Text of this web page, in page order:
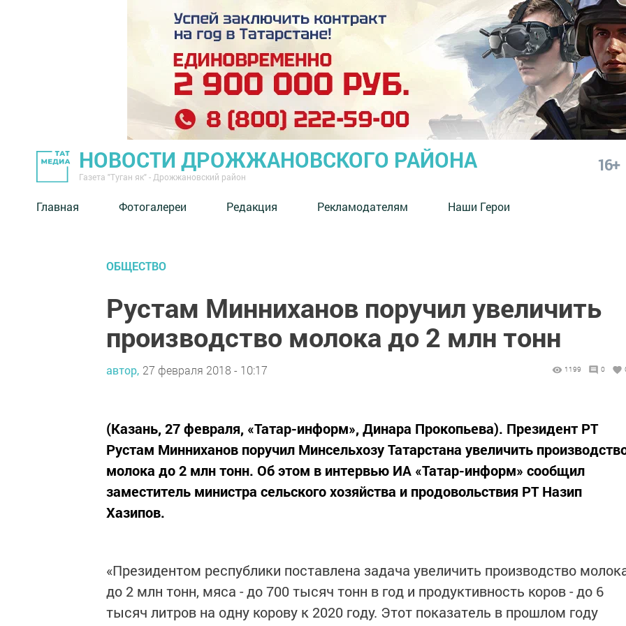
НОВОСТИ ДРОЖЖАНОВСКОГО РАЙОНА
Газета "Туган як" - Дрожжановский район
16+
Главная Фотогалереи Редакция Рекламодателям Наши Герои
ОБЩЕСТВО
Рустам Минниханов поручил увеличить
производство молока до 2 млн тонн
автор, 27 февраля 2018 - 10:17 1199 0
(Казань, 27 февраля, «Татар-информ», Динара Прокопьева). Президент РТ
Рустам Минниханов поручил Минсельхозу Татарстана увеличить
молока до 2 млн тонн. Об этом в интервью ИА «Татар-информ» сообщил
заместитель министра сельского хозяйства и продовольствия РТ Назип
Хазипов.
«Президентом республики поставлена задача увеличить производство
до 2 млн тонн, мяса - до 700 тысяч тонн в год и продуктивность коров - до 6
тысяч литров на одну корову к 2020 году. Этот показатель в прошлом году